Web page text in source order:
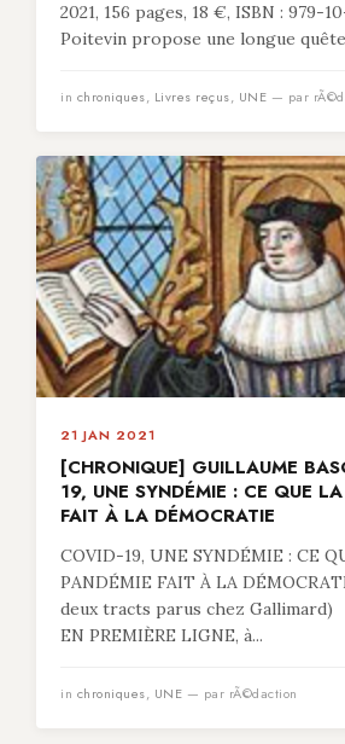
2021, 156 pages, 18 €, ISBN : 979-
Poitevin propose une longue
in chroniques, Livres reçus, UNE — par
21 JAN 2021
[CHRONIQUE] GUILLAUME
19, UNE SYNDÉMIE : CE QUE
FAIT À LA DÉMOCRATIE
COVID-19, UNE SYNDÉMIE : CE
PANDÉMIE FAIT À LA
deux tracts parus chez Gallimard)
EN PREMIÈRE LIGNE, à...
in chroniques, UNE — par rÃ©daction